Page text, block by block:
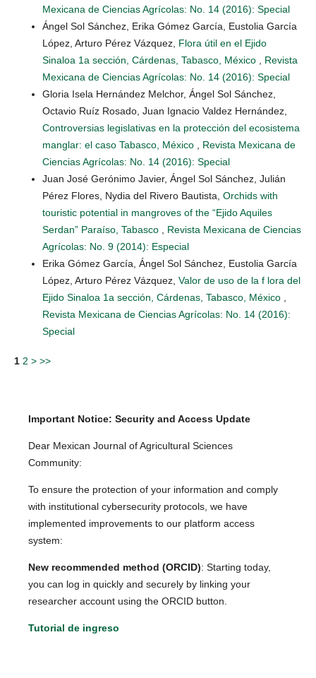
Mexicana de Ciencias Agrícolas: No. 14 (2016): Special
Ángel Sol Sánchez, Erika Gómez García, Eustolia García
López, Arturo Pérez Vázquez, Flora útil en el Ejido
Sinaloa 1a sección, Cárdenas, Tabasco, México
Revista
Mexicana de Ciencias Agrícolas: No. 14 (2016): Special
Gloria Isela Hernández Melchor, Ángel Sol Sánchez,
Octavio Ruíz Rosado, Juan Ignacio Valdez Hernández,
Controversias legislativas en la protección del ecosistema
manglar: el caso Tabasco, México
Revista Mexicana de
Ciencias Agrícolas: No. 14 (2016): Special
Juan José Gerónimo Javier, Ángel Sol Sánchez, Julián
Pérez Flores, Nydia del Rivero Bautista, Orchids with
touristic potential in mangroves of the “Ejido Aquiles
Serdan” Paraíso, Tabasco
Revista Mexicana de Ciencias
Agrícolas: No. 9 (2014): Especial
Erika Gómez García, Ángel Sol Sánchez, Eustolia García
López, Arturo Pérez Vázquez, Valor de uso de la f lora del
Ejido Sinaloa 1a sección, Cárdenas, Tabasco, México
Revista Mexicana de Ciencias Agrícolas: No. 14 (2016):
Special
1 2 > >>
Important Notice: Security and Access Update
Dear Mexican Journal of Agricultural Sciences
Community:
To ensure the protection of your information and comply
with institutional cybersecurity protocols, we have
implemented improvements to our platform access
system:
New recommended method (ORCID): Starting today,
you can log in quickly and securely by linking your
researcher account using the ORCID button.
Tutorial de ingreso